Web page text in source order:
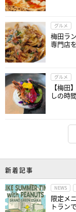
グルメ
梅田ラ
専門店
グルメ
【梅田
しの時
新着記事
NEWS
限定メ
トラン